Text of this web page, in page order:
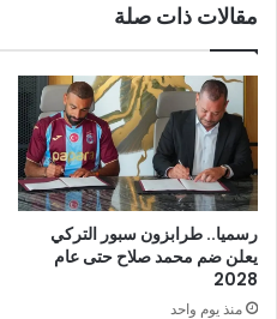
مقالات ذات صلة
رسميا.. طرابزون سبور التركي
يعلن ضم محمد صلاح حتى عام
2028
منذ يوم واحد